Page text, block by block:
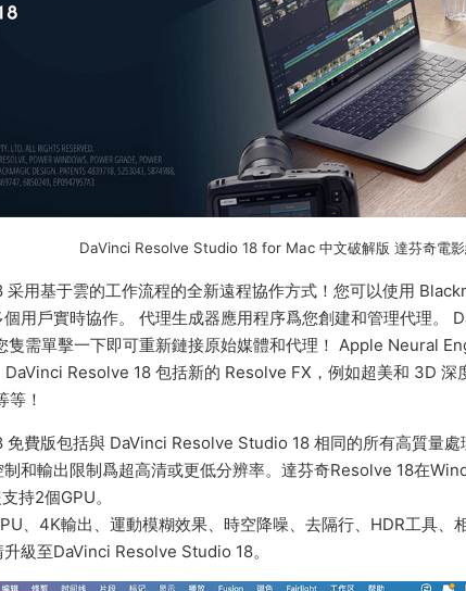
DaVinci Resolve Studio 18 for Mac 中文破解版 達芬奇電影
用基于雲的工作流程的全新遠程協作方式！您可以使用
用戶實時協作。 代理生成器應用程序爲您創建和管理代理。
隻需單擊一下即可重新鏈接原始媒體和代理！ Apple Neural
Resolve 18 包括新的 Resolve FX，例如超美和 3D
等！
免費版包括與 DaVinci Resolve Studio 18 相同的所有高質量
和輸出限制爲超高清或更低分辨率。達芬奇Resolve 18在
持2個GPU。
、4K輸出、運動模糊效果、時空降噪、去隔行、HDR工具、
級至DaVinci Resolve Studio 18。